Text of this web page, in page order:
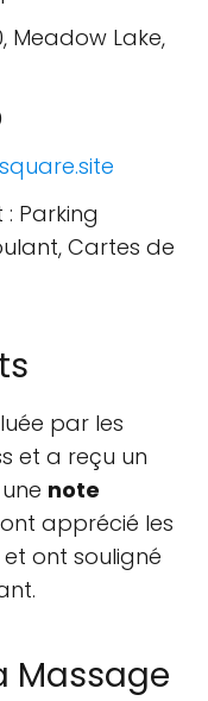
Meadow Lake,
Parking
Cartes de
par les
et a reçu un
note
ont apprécié les
ont souligné
Massage